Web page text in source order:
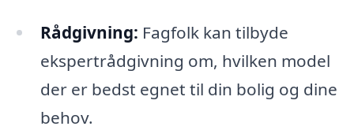
Rådgivning: Fagfolk kan tilbyde
ekspertrådgivning om, hvilken model
der er bedst egnet til din bolig og dine
behov.